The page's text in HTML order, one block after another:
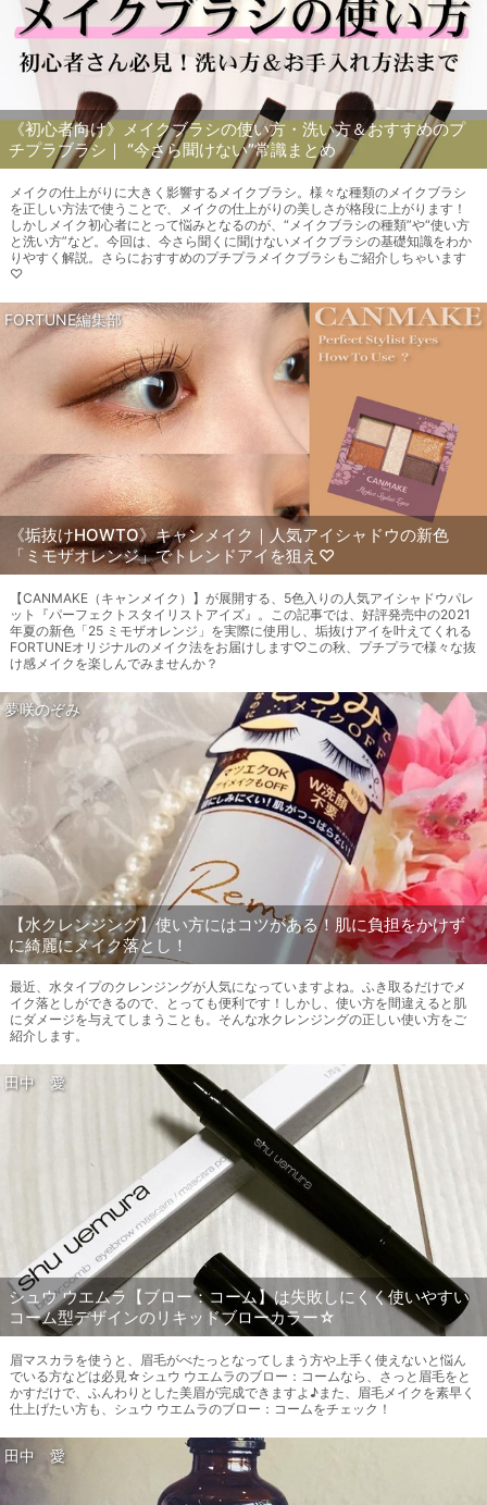
《初心者向け》メイクブラシの使い方・洗い方＆おすすめのプ
チプラブラシ｜ “今さら聞けない”常識まとめ
メイクの仕上がりに大きく影響するメイクブラシ。様々な種類のメイクブラシ
を正しい方法で使うことで、メイクの仕上がりの美しさが格段に上がります！
しかしメイク初心者にとって悩みとなるのが、“メイクブラシの種類”や“使い方
と洗い方”など。今回は、今さら聞くに聞けないメイクブラシの基礎知識をわか
りやすく解説。さらにおすすめのプチプラメイクブラシもご紹介しちゃいます
♡
FORTUNE編集部
《垢抜けHOWTO》キャンメイク｜人気アイシャドウの新色
「ミモザオレンジ」でトレンドアイを狙え♡
【CANMAKE（キャンメイク）】が展開する、5色入りの人気アイシャドウパレ
ット『パーフェクトスタイリストアイズ』。この記事では、好評発売中の2021
年夏の新色「25 ミモザオレンジ」を実際に使用し、垢抜けアイを叶えてくれる
FORTUNEオリジナルのメイク法をお届けします♡この秋、プチプラで様々な抜
け感メイクを楽しんでみませんか？
夢咲のぞみ
【水クレンジング】使い方にはコツがある！肌に負担をかけず
に綺麗にメイク落とし！
最近、水タイプのクレンジングが人気になっていますよね。ふき取るだけでメ
イク落としができるので、とっても便利です！しかし、使い方を間違えると肌
にダメージを与えてしまうことも。そんな水クレンジングの正しい使い方をご
紹介します。
田中 愛
シュウ ウエムラ【ブロー：コーム】は失敗しにくく使いやすい
コーム型デザインのリキッドブローカラー☆
眉マスカラを使うと、眉毛がべたっとなってしまう方や上手く使えないと悩ん
でいる方などは必見☆シュウ ウエムラのブロー：コームなら、さっと眉毛をと
かすだけで、ふんわりとした美眉が完成できますよ♪また、眉毛メイクを素早く
仕上げたい方も、シュウ ウエムラのブロー：コームをチェック！
田中 愛